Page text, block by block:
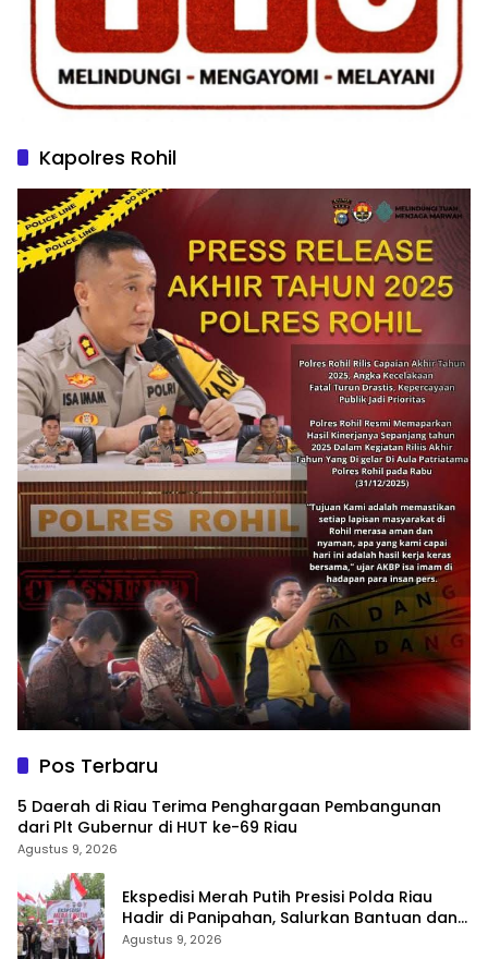
Kapolres Rohil
Pos Terbaru
5 Daerah di Riau Terima Penghargaan Pembangunan
dari Plt Gubernur di HUT ke-69 Riau
Agustus 9, 2026
Ekspedisi Merah Putih Presisi Polda Riau
Hadir di Panipahan, Salurkan Bantuan dan
Layanan Kesehatan
Agustus 9, 2026